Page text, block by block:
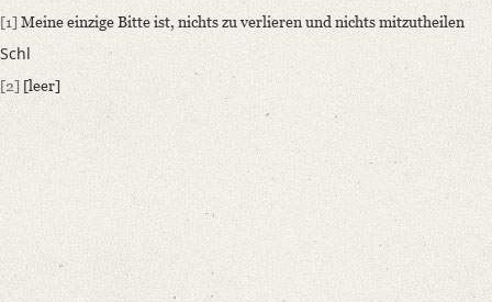
Recipient: Auguste Luise Adolfine von Flotow
Place of Destination: Bonn
Date: [zwischen 1836 und 1843]
Notations: Absende- und Empfangsort erschlossen. – Datierung:
Manuscript
Provider: Weimar, Klassik Stiftung Weimar, Goethe- und Schiller-
Classification Number: GSA 96/3650
Incipit: „[1] Meine einzige Bitte ist, nichts zu verlieren und nichts
[1] Meine einzige Bitte ist, nichts zu verlieren und nichts mitzutheilen
Schl
[2] [leer]